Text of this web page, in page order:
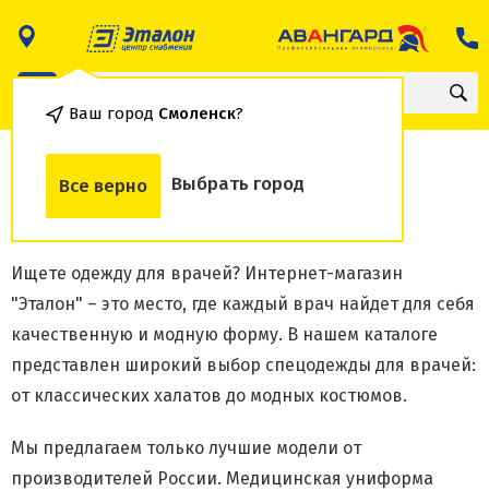
Ваш город Смоленск?
Все верно Выбрать город
Спецодежда для врачей
Ищете одежду для врачей? Интернет-магазин
"Эталон" – это место, где каждый врач найдет для себя
качественную и модную форму. В нашем каталоге
представлен широкий выбор спецодежды для врачей:
от классических халатов до модных костюмов.
Мы предлагаем только лучшие модели от
производителей России. Медицинская униформа